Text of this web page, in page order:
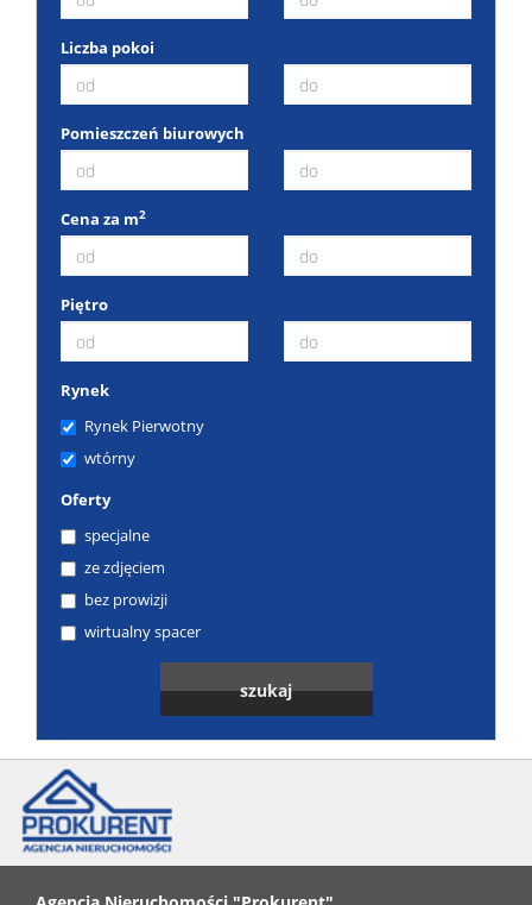
Liczba pokoi
Pomieszczeń biurowych
Cena za m2
Piętro
Rynek
Rynek Pierwotny
wtórny
Oferty
specjalne
ze zdjęciem
bez prowizji
wirtualny spacer